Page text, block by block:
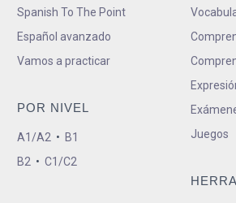
Spanish To The Point
Español avanzado
Vamos a practicar
POR NIVEL
A1/A2 • B1
B2 • C1/C2
Juegos